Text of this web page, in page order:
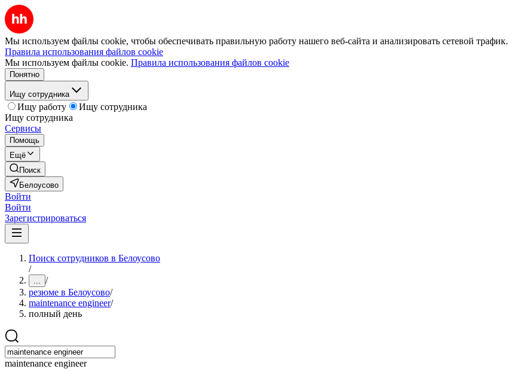
Мы используем файлы cookie, чтобы обеспечивать правильную работу нашего веб-сайта и анализировать сетевой трафик.
Правила использования файлов cookie
Мы используем файлы cookie. Правила использования файлов cookie
Понятно
Ищу сотрудника
Ищу работу
Ищу сотрудника
Ищу сотрудника
Сервисы
Помощь
Ещё
Поиск
Белоусово
Войти
Войти
Зарегистрироваться
Поиск сотрудников в Белоусово
/
... /
резюме в Белоусово/
maintenance engineer/
полный день
maintenance engineer